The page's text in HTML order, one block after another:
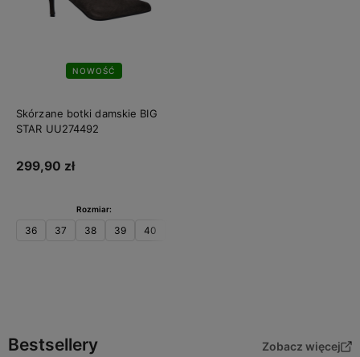
NOWOŚĆ
Skórzane botki damskie BIG
STAR UU274492
299,90 zł
Rozmiar:
36 37 38 39 40
Bestsellery Zobacz więcej